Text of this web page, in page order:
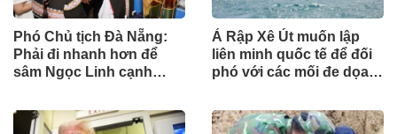
Phó Chủ tịch Đà Nẵng:
Phải đi nhanh hơn để
sâm Ngọc Linh cạnh
Ả Rập Xê Út muốn lập
liên minh quốc tế để đối
phó với các mối đe dọa